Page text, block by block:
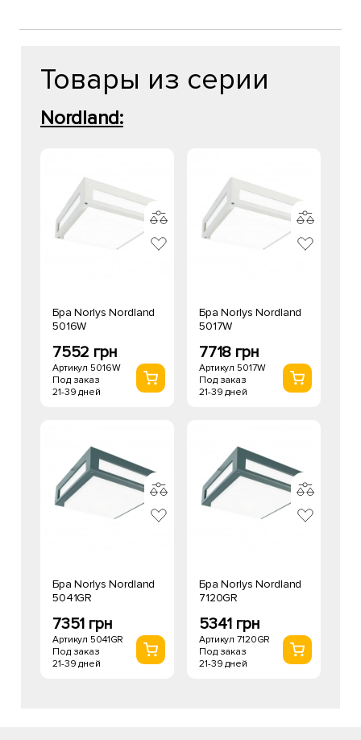
Товары из серии
Nordland:
Бра Norlys Nordland
5016W
7552 грн
Артикул 5016W
Под заказ
21-39 дней
Бра Norlys Nordland
5017W
7718 грн
Артикул 5017W
Под заказ
21-39 дней
Бра Norlys Nordland
5041GR
7351 грн
Артикул 5041GR
Под заказ
21-39 дней
Бра Norlys Nordland
7120GR
5341 грн
Артикул 7120GR
Под заказ
21-39 дней